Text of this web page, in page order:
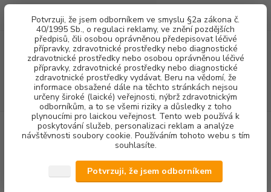
Potvrzuji, že jsem odborníkem ve smyslu §2a zákona č.
40/1995 Sb., o regulaci reklamy, ve znění pozdějších
předpisů, čili osobou oprávněnou předepisovat léčivé
přípravky, zdravotnické prostředky nebo diagnostické
zdravotnické prostředky nebo osobou oprávněnou léčivé
přípravky, zdravotnické prostředky nebo diagnostické
zdravotnické prostředky vydávat. Beru na vědomí, že
informace obsažené dále na těchto stránkách nejsou
určeny široké (laické) veřejnosti, nýbrž zdravotnickým
odborníkům, a to se všemi riziky a důsledky z toho
plynoucími pro laickou veřejnost. Tento web používá k
poskytování služeb, personalizaci reklam a analýze
návštěvnosti soubory cookie. Používáním tohoto webu s tím
souhlasíte.
Potvrzuji, že jsem odborníkem
Menu
CZK
Hledat
(Po-Pá, 8-16 hod.)
za0,00 Kč
STOMATOLOGICKÉ SOUPRAVY + NÁHRADNÍ DÍLY
NÁHRADNÍ
DÍLY SÁNÍ
SAVKY Perfecto jednorázové savky 15 cm
Perfecto jednorázové savky 15 cm